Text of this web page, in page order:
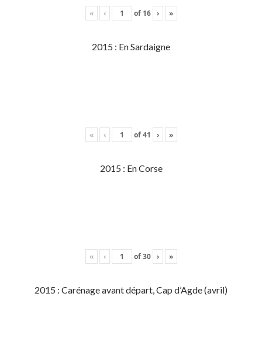
« ‹ of 16 › »
2015 : En Sardaigne
« ‹ of41 › »
2015 : En Corse
« ‹ of30 › »
2015 : Carénage avant départ, Cap d’Agde (avril)